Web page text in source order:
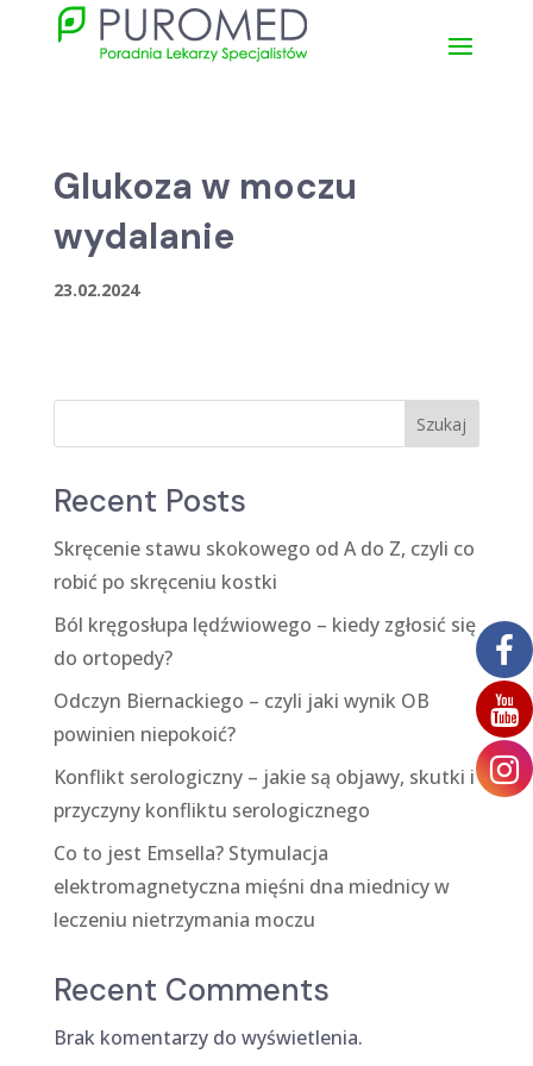
Glukoza w moczu
wydalanie
23.02.2024
Szukaj
Recent Posts
Skręcenie stawu skokowego od A do Z, czyli co
robić po skręceniu kostki
Ból kręgosłupa lędźwiowego – kiedy zgłosić się
do ortopedy?
Odczyn Biernackiego – czyli jaki wynik OB
powinien niepokoić?
Konflikt serologiczny – jakie są objawy, skutki i
przyczyny konfliktu serologicznego
Co to jest Emsella? Stymulacja
elektromagnetyczna mięśni dna miednicy w
leczeniu nietrzymania moczu
Recent Comments
Brak komentarzy do wyświetlenia.